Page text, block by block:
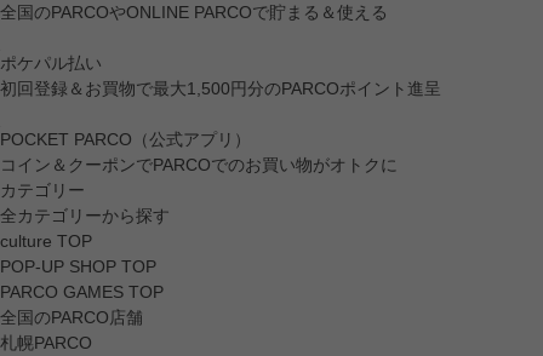
全国のPARCOやONLINE PARCOで貯まる＆使える
ポケパル払い
初回登録＆お買物で最大1,500円分のPARCOポイント進呈
POCKET PARCO（公式アプリ）
コイン＆クーポンでPARCOでのお買い物がオトクに
カテゴリー
全カテゴリーから探す
culture TOP
POP-UP SHOP TOP
PARCO GAMES TOP
全国のPARCO店舗
札幌PARCO